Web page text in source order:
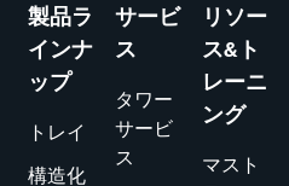
製品ラ
インナ
ップ
トレイ
構造化
サービ
ス
タワー
サービ
ス
リソー
ス&ト
レーニ
ング
マスト